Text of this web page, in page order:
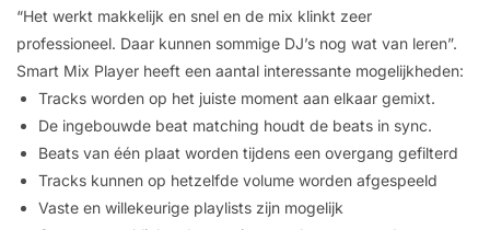
“Het werkt makkelijk en snel en de mix klinkt zeer
professioneel. Daar kunnen sommige DJ’s nog wat van leren”.
Smart Mix Player heeft een aantal interessante mogelijkheden:
Tracks worden op het juiste moment aan elkaar gemixt.
De ingebouwde beat matching houdt de beats in sync.
Beats van één plaat worden tijdens een overgang gefilterd
Tracks kunnen op hetzelfde volume worden afgespeeld
Vaste en willekeurige playlists zijn mogelijk